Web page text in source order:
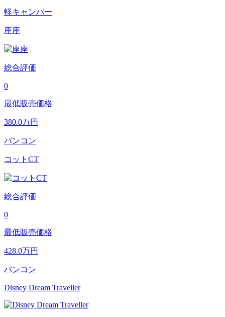
軽キャンパー
座座
総合評価
0
最低販売価格
380.0万円
バンコン
コットCT
総合評価
0
最低販売価格
428.0万円
バンコン
Disney Dream Traveller